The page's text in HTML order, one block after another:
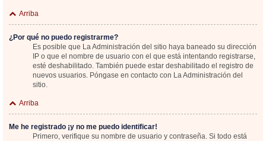
Arriba
¿Por qué no puedo registrarme?
Es posible que La Administración del sitio haya baneado su dirección
IP o que el nombre de usuario con el que está intentando registrarse,
esté deshabilitado. También puede estar deshabilitado el registro de
nuevos usuarios. Póngase en contacto con La Administración del
sitio.
Arriba
Me he registrado ¡y no me puedo identificar!
Primero, verifique su nombre de usuario y contraseña. Si todo está